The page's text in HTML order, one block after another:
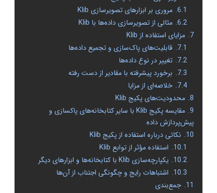
6.1. مروری بر ابزارهای تصویرسازی Klib
6.2. مثالی از تصویرسازی داده‌ها با Klib
7. مزایای استفاده از Klib
7.1. قابلیت‌های پاک‌سازی و تجمیع داده‌ها
7.2. تغییر در نوع داده‌ها
7.3. برخورد پیشرفته با مقادیر از دست رفته
7.4. خلاصه‌ای از مزایا
8. محدودیت‌های پکیج Klib
9.
مقایسه پکیج Klib با سایر کتابخانه‌های پاکسازی و
پیش‌پردازش داده
10. نکاتی درباره استفاده از پکیج Klib
10.1. استفاده مؤثر از توابع Klib
10.2. یکپارچه‌سازی Klib با کتابخانه‌ها و ابزارهای دیگر
10.3. اشتباهات رایج و چگونگی اجتناب از آن‌ها
11. جمع‌بندی